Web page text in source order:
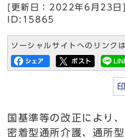
[更新日：2022年6月23日]
ID:15865
ソーシャルサイトへのリンク
国基準等の改正により
密着型通所介護、通所